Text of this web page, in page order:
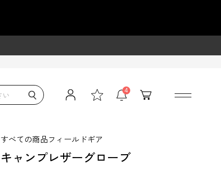
4
すべての商品フィールドギア
キャンプレザーグローブ